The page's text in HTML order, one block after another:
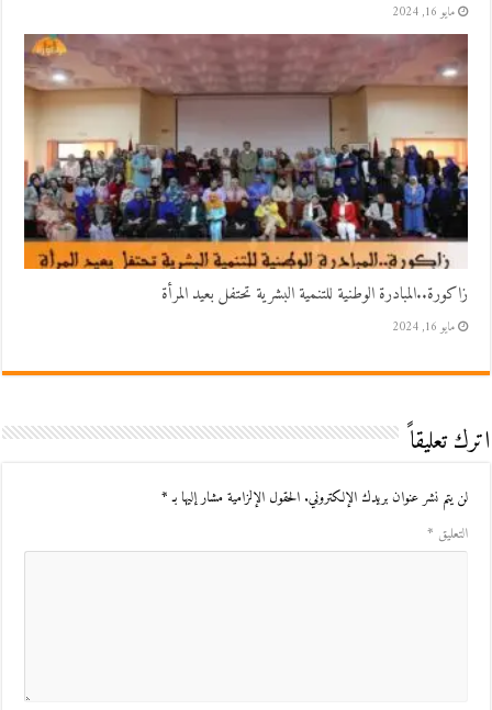
مايو 16, 2024
زاكورة..المبادرة الوطنية للتنمية البشرية تحتفل بعيد المرأة
مايو 16, 2024
اترك تعليقاً
لن يتم نشر عنوان بريدك الإلكتروني. الحقول الإلزامية مشار إليها بـ*
التعليق *